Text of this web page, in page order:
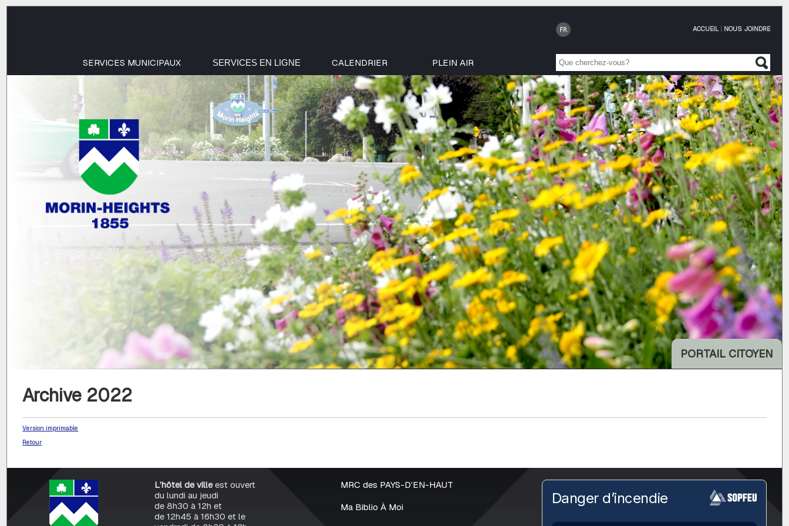
ACCUEIL| NOUS JOINDRE
SERVICES MUNICIPAUX SERVICES EN LIGNE CALENDRIER PLEIN AIR
PORTAIL CITOYEN
Archive 2022
Version imprimable
Retour
L’hôtel de villeest ouvert
du lundi au jeudi
de 8h30 à 12h et
de 12h45 à 16h30 et le
MRC des PAYS-D’EN-HAUT
Ma Biblio À Moi
Danger d’incendie